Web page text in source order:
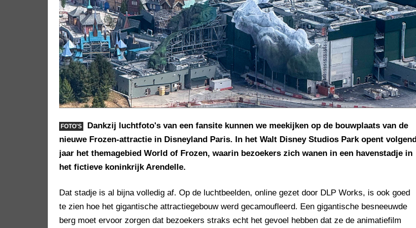
FOTO'S
Dankzij luchtfoto's van een fansite kunnen we meekijken op de bouwplaats van de
nieuwe Frozen-attractie in Disneyland Paris. In het Walt Disney Studios Park opent volgend
jaar het themagebied World of Frozen, waarin bezoekers zich wanen in een havenstadje in
het fictieve koninkrijk Arendelle.
Dat stadje is al bijna volledig af. Op de luchtbeelden, online gezet door DLP Works, is ook goed
te zien hoe het gigantische attractiegebouw werd gecamoufleerd. Een gigantische besneeuwde
berg moet ervoor zorgen dat bezoekers straks echt het gevoel hebben dat ze de animatiefilm